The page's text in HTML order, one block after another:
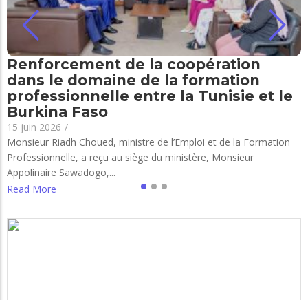
Renforcement de la coopération
dans le domaine de la formation
professionnelle entre la Tunisie et le
Burkina Faso
15 juin 2026 /
Monsieur Riadh Choued, ministre de l’Emploi et de la Formation
Professionnelle, a reçu au siège du ministère, Monsieur
Appolinaire Sawadogo,...
Read More